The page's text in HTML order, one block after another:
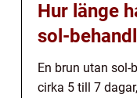
Hur länge
sol-
En brun utan
cirka 5 till 7